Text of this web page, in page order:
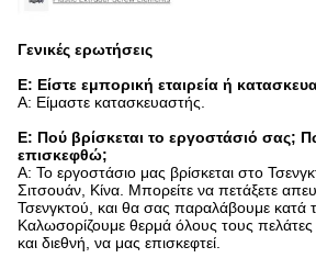
Γενικές ερωτήσεις
Ε: Είστε εμπορική εταιρεία ή
Α: Είμαστε κατασκευαστής.
Ε: Πού βρίσκεται το εργοστάσιό σας;
επισκεφθώ;
Α: Το εργοστάσιο μας βρίσκεται στο
Σιτσουάν, Κίνα. Μπορείτε να πετάξετε
Τσενγκτού, και θα σας παραλάβουμε κατά
Καλωσορίζουμε θερμά όλους τους
και διεθνή, να μας επισκεφτεί.